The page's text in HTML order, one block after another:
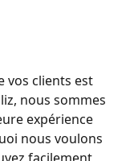
vos clients est
nous sommes
expérience
nous voulons